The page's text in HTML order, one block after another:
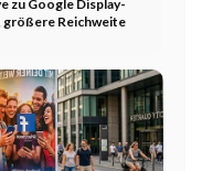
zu Google Display-
größere Reichweite